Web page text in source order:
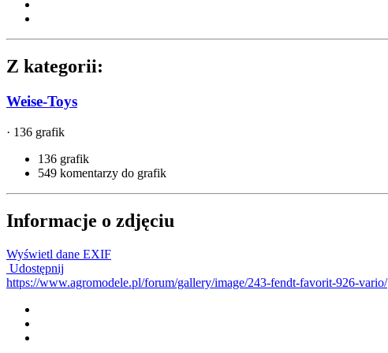
Z kategorii:
Weise-Toys
· 136 grafik
136 grafik
549 komentarzy do grafik
Informacje o zdjęciu
Wyświetl dane EXIF
Udostępnij
https://www.agromodele.pl/forum/gallery/image/243-fendt-favorit-926-vario/